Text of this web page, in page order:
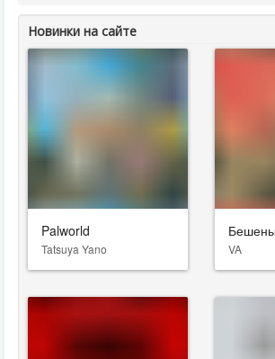
Новинки на сайте
Palworld
Tatsuya Yano VA